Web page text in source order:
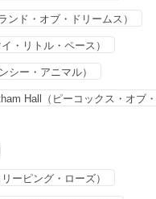
ンド・オブ・ドリームス）
・リトル・ペース）
シー・アニマル）
Hall（ピーコックス・オブ
ーピング・ローズ）